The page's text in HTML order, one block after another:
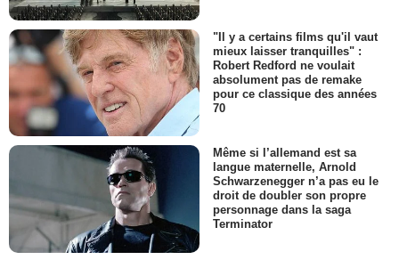
"Il y a certains films qu'il vaut
mieux laisser tranquilles" :
Robert Redford ne voulait
absolument pas de remake
pour ce classique des années
70
Même si l’allemand est sa
langue maternelle, Arnold
Schwarzenegger n’a pas eu le
droit de doubler son propre
personnage dans la saga
Terminator